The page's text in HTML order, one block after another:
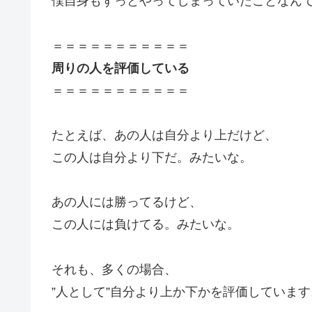
＝＝＝＝＝＝＝＝＝＝＝
周りの人を評価している
＝＝＝＝＝＝＝＝＝＝＝
たとえば、あの人は自分より上だけど、
この人は自分より下だ。みたいな。
あの人には勝ってるけど、
この人には負けてる。みたいな。
それも、多くの場合、
”人として”自分より上か下かを評価しています